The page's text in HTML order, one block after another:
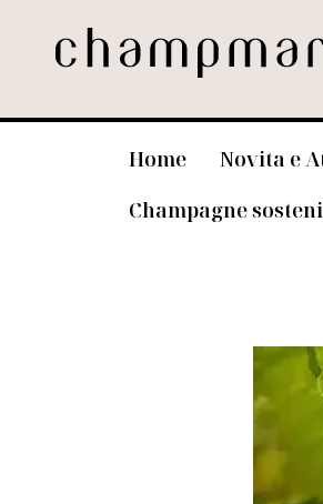
Home Novita e
Champagne